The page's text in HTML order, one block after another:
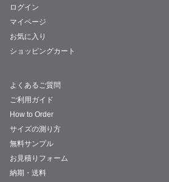
ログイン
マイページ
お気に入り
ショッピングカート
よくあるご質問
ご利用ガイド
How to Order
サイズの測り方
無料サンプル
お見積りフォーム
納期・送料